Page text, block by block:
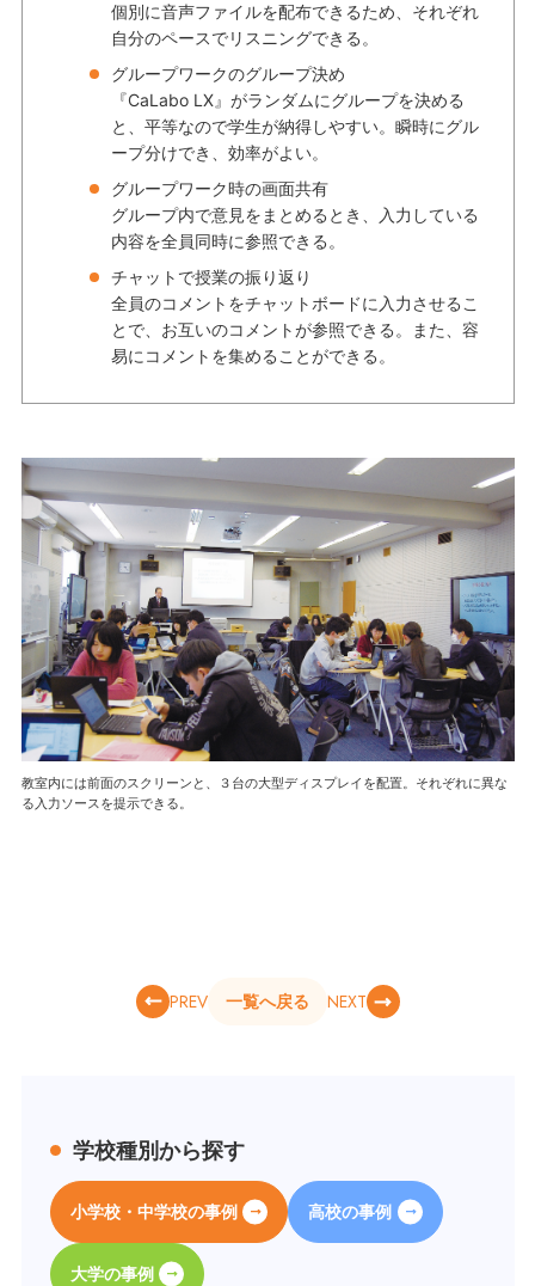
個別に音声ファイルを配布できるため、それぞれ
自分のペースでリスニングできる。
グループワークのグループ決め
『CaLabo LX』がランダムにグループを決める
と、平等なので学生が納得しやすい。瞬時にグル
ープ分けでき、効率がよい。
グループワーク時の画面共有
グループ内で意見をまとめるとき、入力している
内容を全員同時に参照できる。
チャットで授業の振り返り
全員のコメントをチャットボードに入力させるこ
とで、お互いのコメントが参照できる。また、容
易にコメントを集めることができる。
教室内には前面のスクリーンと、３台の大型ディスプレイを配置。それぞれに異な
る入力ソースを提示できる。
PREV 一覧へ戻る NEXT
学校種別から探す
小学校・中学校の事例 高校の事例
大学の事例